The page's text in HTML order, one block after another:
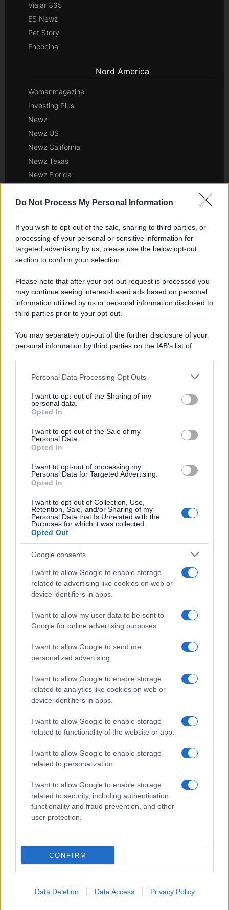
Do Not Process My Personal Information
If you wish to opt-out of the sale, sharing to third parties, or
processing of your personal or sensitive information for
targeted advertising by us, please use the below opt-out
section to confirm your selection.
Please note that after your opt-out request is processed you
may continue seeing interest-based ads based on personal
information utilized by us or personal information disclosed to
third parties prior to your opt-out.
You may separately opt-out of the further disclosure of your
personal information by third parties on the IAB’s list of
This information may also be disclosed by us to third parties
disclose it to other third parties.
Please note that this website/app uses one or more Google
services and may gather and store information including but
not limited to your visit or usage behaviour. You may click to
grant or deny consent to Google and its third-party tags to
consent section.
Personal Data Processing Opt Outs
I want to opt-out of the Sharing of my
personal data.
Opted In
I want to opt-out of the Sale of my
Personal Data.
Opted In
I want to opt-out of processing my
Personal Data for Targeted Advertising.
Opted In
I want to opt-out of Collection, Use,
Retention, Sale, and/or Sharing of my
Personal Data that Is Unrelated with the
Purposes for which it was collected.
Opted Out
Google consents
I want to allow Google to enable storage
related to advertising like cookies on web or
device identifiers in apps.
I want to allow my user data to be sent to
Google for online advertising purposes.
I want to allow Google to send me
personalized advertising.
I want to allow Google to enable storage
related to analytics like cookies on web or
device identifiers in apps.
I want to allow Google to enable storage
related to functionality of the website or app.
I want to allow Google to enable storage
related to personalization.
I want to allow Google to enable storage
related to security, including authentication
functionality and fraud prevention, and other
user protection.
CONFIRM
Data Deletion Data Access Privacy Policy
Viajar 365
ES Newz
Pet Story
Encocina
Nord America
Womanmagazine
Investing Plus
Newz
Newz US
Newz California
Newz Texas
Newz Florida
Newz Pennsylvania
Newz Ohio
Gameland
Hig Tech Mag
Lgbtqia News
Motors Magazine 365
Day Travel 365
Cineverse Magazine
Investieren24
News Hub UK
Lgbtq News
Investeren 24